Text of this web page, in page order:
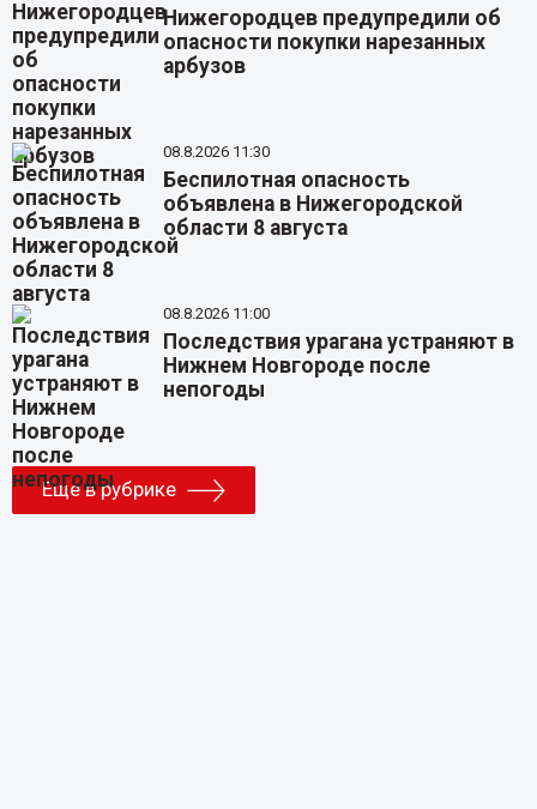
Нижегородцев предупредили об
опасности покупки нарезанных
арбузов
08.8.2026 11:30
Беспилотная опасность
объявлена в Нижегородской
области 8 августа
08.8.2026 11:00
Последствия урагана устраняют в
Нижнем Новгороде после
непогоды
Еще в рубрике